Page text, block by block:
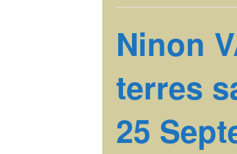
Ninon
terres
25